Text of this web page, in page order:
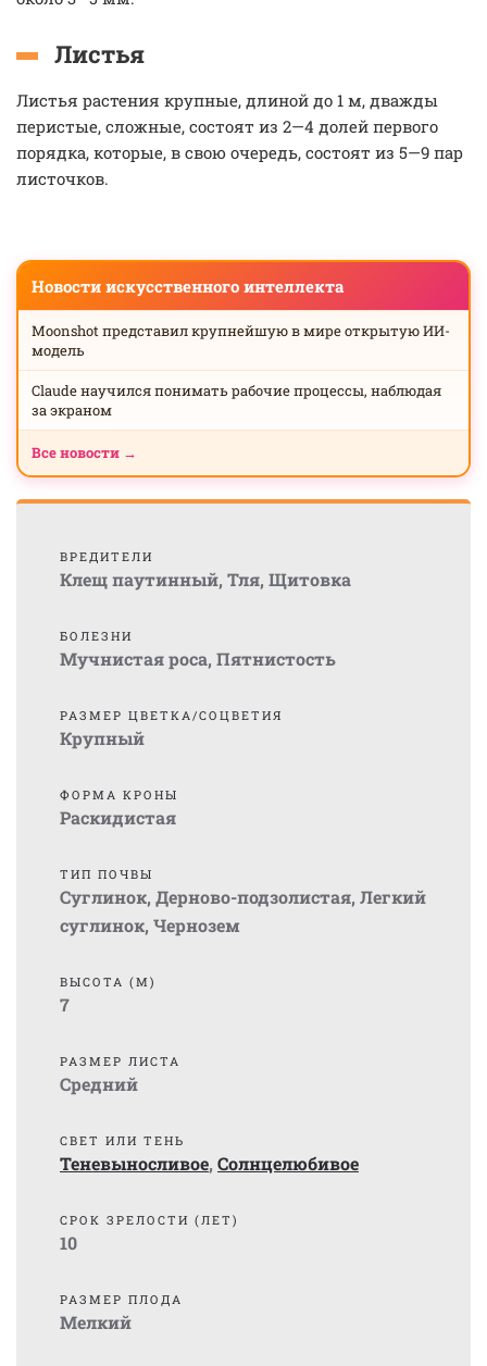
Листья
Листья растения крупные, длиной до 1 м, дважды
перистые, сложные, состоят из 2—4 долей первого
порядка, которые, в свою очередь, состоят из 5—9 пар
листочков.
Новости искусственного интеллекта
Moonshot представил крупнейшую в мире открытую ИИ-
модель
Claude научился понимать рабочие процессы, наблюдая
за экраном
Все новости →
ВРЕДИТЕЛИ
Клещ паутинный, Тля, Щитовка
БОЛЕЗНИ
Мучнистая роса, Пятнистость
РАЗМЕР ЦВЕТКА/СОЦВЕТИЯ
Крупный
ФОРМА КРОНЫ
Раскидистая
ТИП ПОЧВЫ
Суглинок, Дерново-подзолистая, Легкий
суглинок, Чернозем
ВЫСОТА (М)
7
РАЗМЕР ЛИСТА
Средний
СВЕТ ИЛИ ТЕНЬ
Теневыносливое, Солнцелюбивое
СРОК ЗРЕЛОСТИ (ЛЕТ)
10
РАЗМЕР ПЛОДА
Мелкий